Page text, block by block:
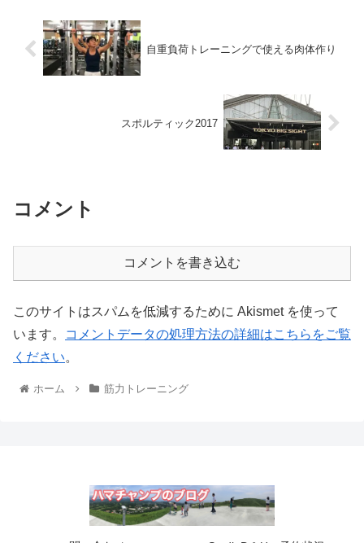
自重負荷トレーニングで使える肉体作り
スポルティック2017
コメント
コメントを書き込む
このサイトはスパムを低減するために Akismet を使って
います。
コメントデータの処理方法の詳細はこちらをご覧
ください。
ホーム 筋力トレーニング